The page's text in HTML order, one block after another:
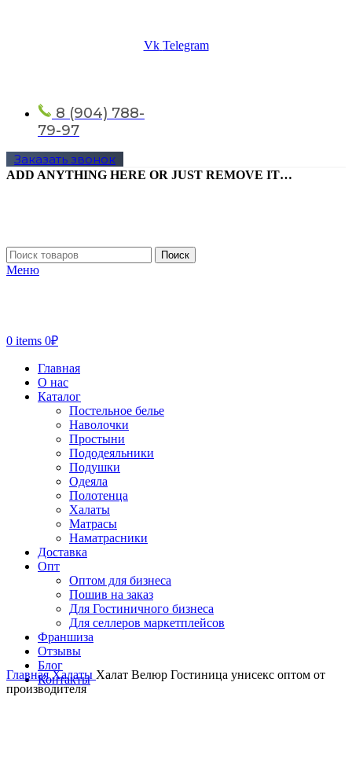
Vk Telegram
8 (904) 788-
79-97
Заказать звонок
ADD ANYTHING HERE OR JUST REMOVE IT…
Поиск
Меню
0 items 0₽
Главная
О нас
Каталог
Постельное белье
Наволочки
Простыни
Пододеяльники
Подушки
Одеяла
Полотенца
Халаты
Матрасы
Наматрасники
Доставка
Опт
Оптом для бизнеса
Пошив на заказ
Для Гостиничного бизнеса
Для селлеров маркетплейсов
Франшиза
Отзывы
Блог
Контакты
ГлавнаяХалаты Халат Велюр Гостиница унисекс оптом от
производителя